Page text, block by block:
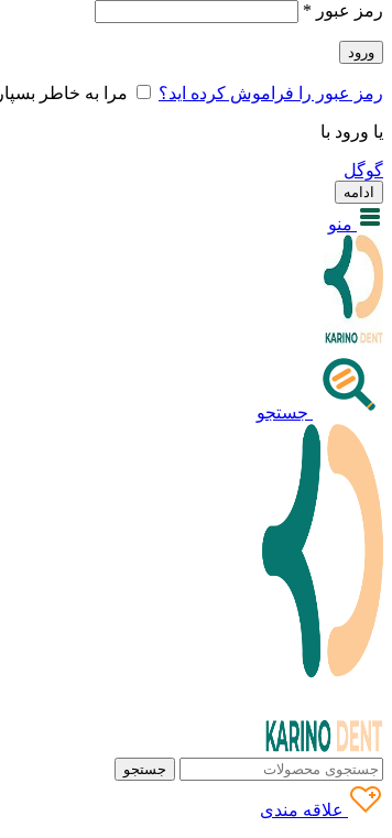
رمز عبور *
ورود
رمز عبور را فراموش کرده اید؟ مرا به خاطر بسپار
یا ورود با
گوگل
ادامه
منو
جستجو
جستجو
علاقه مندی